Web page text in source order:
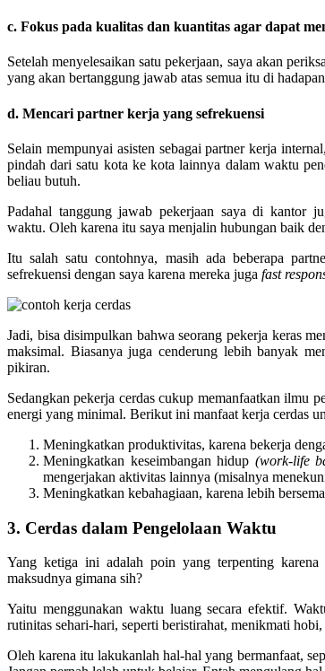
c. Fokus pada kualitas dan kuantitas agar dapat
Setelah menyelesaikan satu pekerjaan, saya akan
yang akan bertanggung jawab atas semua itu di
d. Mencari partner kerja yang sefrekuensi
Selain mempunyai asisten sebagai partner kerja
pindah dari satu kota ke kota lainnya dalam waktu
beliau butuh.
Padahal tanggung jawab pekerjaan saya di kantor
waktu. Oleh karena itu saya menjalin hubungan baik
Itu salah satu contohnya, masih ada beberapa
sefrekuensi dengan saya karena mereka juga fast
Jadi, bisa disimpulkan bahwa seorang pekerja keras
maksimal. Biasanya juga cenderung lebih banyak
pikiran.
Sedangkan pekerja cerdas cukup memanfaatkan ilmu
energi yang minimal. Berikut ini manfaat kerja cerdas
Meningkatkan produktivitas, karena bekerja
Meningkatkan keseimbangan hidup (work-life
mengerjakan aktivitas lainnya (misalnya
Meningkatkan kebahagiaan, karena lebih
3. Cerdas dalam Pengelolaan Waktu
Yang ketiga ini adalah poin yang terpenting
maksudnya gimana sih?
Yaitu menggunakan waktu luang secara efektif.
rutinitas sehari-hari, seperti beristirahat, menikmati
Oleh karena itu lakukanlah hal-hal yang bermanfaat,